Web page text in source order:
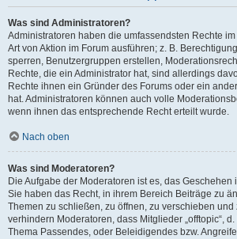
Was sind Administratoren?
Administratoren haben die umfassendsten Rechte
Art von Aktion im Forum ausführen; z. B.
sperren, Benutzergruppen erstellen,
Rechte, die ein Administrator hat, sind allerdings
Rechte ihnen ein Gründer des Forums oder ein
hat. Administratoren können auch volle
wenn ihnen das entsprechende Recht erteilt wurde.
Nach oben
Was sind Moderatoren?
Die Aufgabe der Moderatoren ist es, das Geschehen
Sie haben das Recht, in ihrem Bereich Beiträge zu
Themen zu schließen, zu öffnen, zu verschieben
verhindern Moderatoren, dass Mitglieder „offtopic“,
Thema Passendes, oder Beleidigendes bzw.